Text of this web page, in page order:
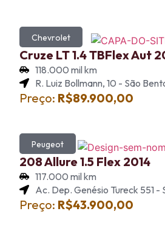
Chevrolet
Cruze LT 1.4 TBFlex Aut
118.000 mil km
R. Luiz Bollmann, 10 - São
Preço: R$89.900,00
Peugeot
208 Allure 1.5 Flex 2014
117.000 mil km
Ac. Dep. Genésio Tureck 551 -
Preço: R$43.900,00